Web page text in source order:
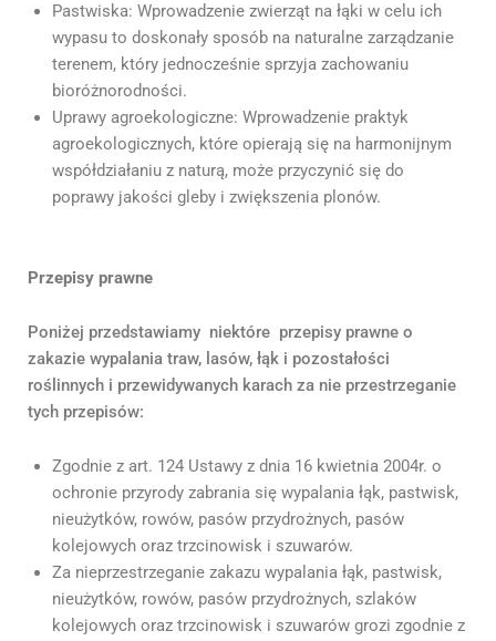
Pastwiska: Wprowadzenie zwierząt na łąki w celu ich
wypasu to doskonały sposób na naturalne zarządzanie
terenem, który jednocześnie sprzyja zachowaniu
bioróżnorodności.
Uprawy agroekologiczne: Wprowadzenie praktyk
agroekologicznych, które opierają się na harmonijnym
współdziałaniu z naturą, może przyczynić się do
poprawy jakości gleby i zwiększenia plonów.
Przepisy prawne
Poniżej przedstawiamy niektóre przepisy prawne o
zakazie wypalania traw, lasów, łąk i pozostałości
roślinnych i przewidywanych karach za nie przestrzeganie
tych przepisów:
Zgodnie z art. 124 Ustawy z dnia 16 kwietnia 2004r. o
ochronie przyrody zabrania się wypalania łąk, pastwisk,
nieużytków, rowów, pasów przydrożnych, pasów
kolejowych oraz trzcinowisk i szuwarów.
Za nieprzestrzeganie zakazu wypalania łąk, pastwisk,
nieużytków, rowów, pasów przydrożnych, szlaków
kolejowych oraz trzcinowisk i szuwarów grozi zgodnie z